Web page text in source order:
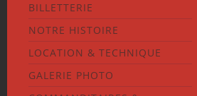
BILLETTERIE
NOTRE HISTOIRE
LOCATION & TECHNIQUE
GALERIE PHOTO